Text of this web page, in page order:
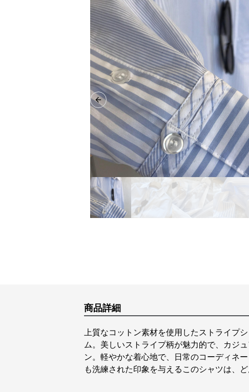
Previous slide
商品詳細
上質なコットン素材を使用したストライプ
ム。美しいストライプ柄が魅力的で、カジ
ン。軽やかな着心地で、日常のコーディネ
も洗練された印象を与えるこのシャツは、